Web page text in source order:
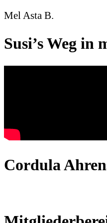
Mel Asta B.
Susi’s Weg in
Cordula